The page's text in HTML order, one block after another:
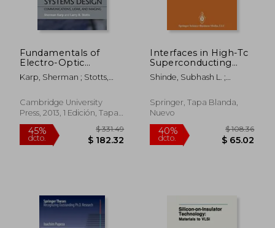
40%
dcto. $ 211.28
45%
dcto.
Fundamentals of
Electro-Optic
Systems Design:
Communications,
(en Inglés)
Karp, Sherman ; Stotts,
Cambridge University
Press, 2013, 1 Edición, Tapa
Dura, Nuevo
Interfaces in High-Tc
Superconducting
Systems (en Inglés)
Shinde, Subhash L. ;
Springer, Tapa Blanda,
Nuevo